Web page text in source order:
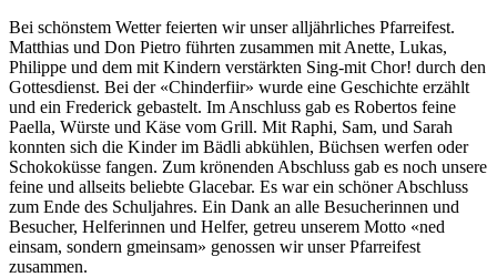
Bei schönstem Wetter feierten wir unser alljährliches Pfarreifest.
Matthias und Don Pietro führten zusammen mit Anette, Lukas,
Philippe und dem mit Kindern verstärkten Sing-mit Chor! durch den
Gottesdienst. Bei der «Chinderfiir» wurde eine Geschichte erzählt
und ein Frederick gebastelt. Im Anschluss gab es Robertos feine
Paella, Würste und Käse vom Grill. Mit Raphi, Sam, und Sarah
konnten sich die Kinder im Bädli abkühlen, Büchsen werfen oder
Schokoküsse fangen. Zum krönenden Abschluss gab es noch unsere
feine und allseits beliebte Glacebar. Es war ein schöner Abschluss
zum Ende des Schuljahres. Ein Dank an alle Besucherinnen und
Besucher, Helferinnen und Helfer, getreu unserem Motto «ned
einsam, sondern gmeinsam» genossen wir unser Pfarreifest
zusammen.